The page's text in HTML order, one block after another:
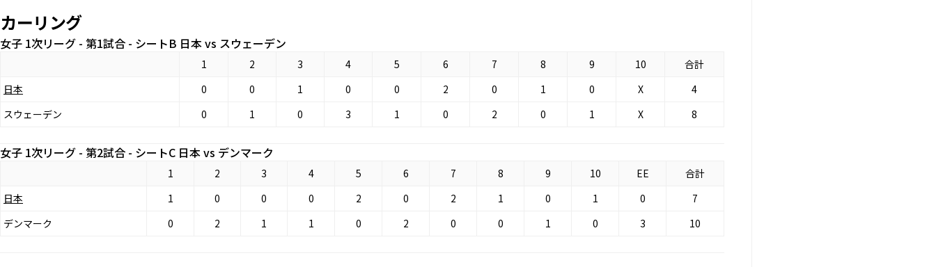
カーリング
女子 1次リーグ - 第1試合 - シートB 日本 vs スウェーデン
1 2 3 4 5 6 7 8 9 10
合計
日本
0 0 1 0 0 2 0 1 0 X
4
スウェーデン
0 1 0 3 1 0 2 0 1 X 8
女子 1次リーグ - 第2試合 - シートC 日本 vs デンマーク
1 2 3 4 5 6 7 8 9 10 EE
合計
日本
1 0 0 0 2 0 2 1 0 1 0
7
デンマーク
0 2 1 1 0 2 0 0 1 0 3 10